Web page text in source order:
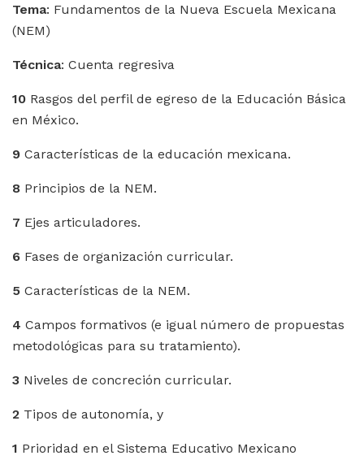
Tema: Fundamentos de la Nueva Escuela Mexicana
(NEM)
Técnica: Cuenta regresiva
10 Rasgos del perfil de egreso de la Educación Básica
en México.
9 Características de la educación mexicana.
8 Principios de la NEM.
7 Ejes articuladores.
6 Fases de organización curricular.
5 Características de la NEM.
4 Campos formativos (e igual número de propuestas
metodológicas para su tratamiento).
3 Niveles de concreción curricular.
2 Tipos de autonomía, y
1 Prioridad en el Sistema Educativo Mexicano